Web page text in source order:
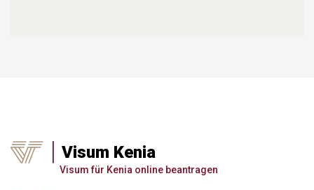
Visum Kenia
Visum für Kenia online beantragen